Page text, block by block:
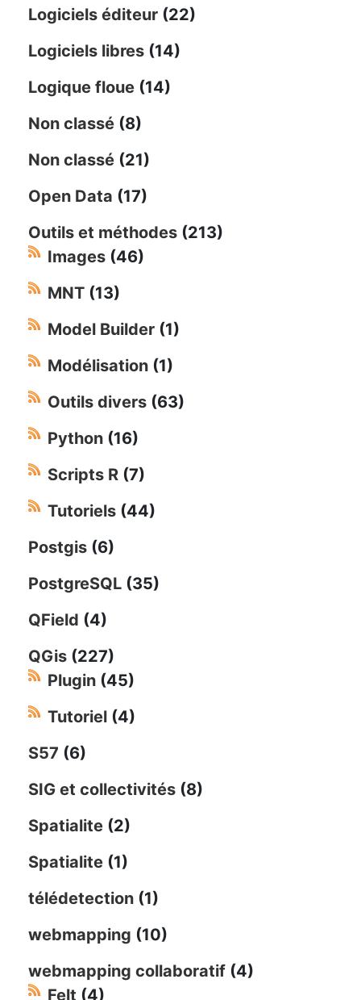
Logiciels éditeur (22)
Logiciels libres (14)
Logique floue (14)
Non classé (8)
Non classé (21)
Open Data (17)
Outils et méthodes (213)
Images (46)
MNT (13)
Model Builder (1)
Modélisation (1)
Outils divers (63)
Python (16)
Scripts R (7)
Tutoriels (44)
Postgis (6)
PostgreSQL (35)
QField (4)
QGis (227)
Plugin (45)
Tutoriel (4)
S57 (6)
SIG et collectivités (8)
Spatialite (2)
Spatialite (1)
télédetection (1)
webmapping (10)
webmapping collaboratif (4)
Felt (4)